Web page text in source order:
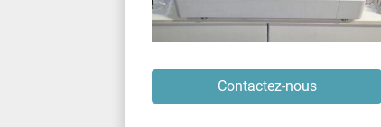
Contactez-nous